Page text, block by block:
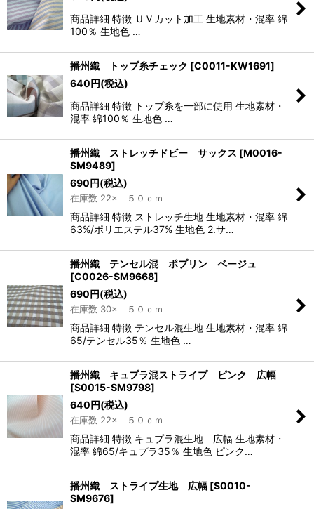
絞り込む
商品詳細 特徴 ＵＶカット加工 生地素材・混率 綿
100％ 生地色 …
播州織 トップ糸チェック [C0011-KW1691]
640円(税込)
商品詳細 特徴 トップ糸を一部に使用 生地素材・
混率 綿100％ 生地色 …
播州織 ストレッチドビー サックス [M0016-
SM9489]
690円(税込)
在庫数 22× ５０ｃｍ
商品詳細 特徴 ストレッチ生地 生地素材・混率 綿
63%/ポリエステル37% 生地色 2.サ…
播州織 テンセル混 ポプリン ベージュ
[C0026-SM9668]
690円(税込)
在庫数 30× ５０ｃｍ
商品詳細 特徴 テンセル混生地 生地素材・混率 綿
65/テンセル35％ 生地色 …
播州織 キュプラ混ストライプ ピンク 広幅
[S0015-SM9798]
640円(税込)
在庫数 22× ５０ｃｍ
商品詳細 特徴 キュプラ混生地 広幅 生地素材・
混率 綿65/キュプラ35％ 生地色 ピンク…
播州織 ストライプ生地 広幅 [S0010-
SM9676]